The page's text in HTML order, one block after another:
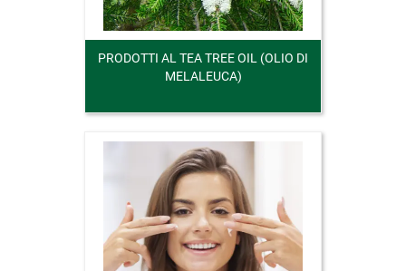
PRODOTTI AL TEA TREE OIL (OLIO DI
MELALEUCA)